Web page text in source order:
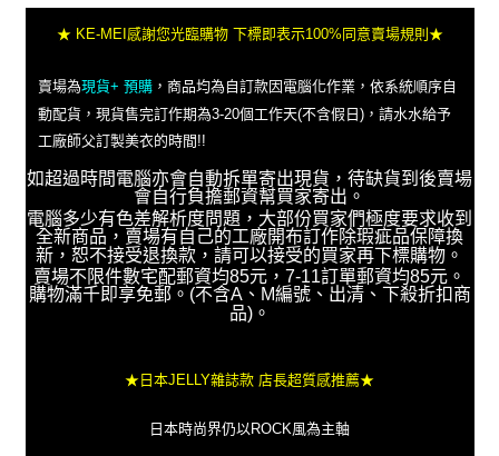
★ KE-MEI感謝您光臨購物 下標即表示100%同意賣場規則★
賣場為現貨+ 預購，商品均為自訂款因電腦化作業，依系統順序自
動配貨，現貨售完訂作期為3-20個工作天(不含假日)，請水水給予
工廠師父訂製美衣的時間!!
如超過時間電腦亦會自動拆單寄出現貨，待缺貨到後賣場
會自行負擔郵資幫買家寄出。
電腦多少有色差解析度問題，大部份買家們極度要求收到
全新商品，賣場有自己的工廠開布訂作除瑕疵品保障換
新，恕不接受退換款，請可以接受的買家再下標購物。
賣場不限件數宅配郵資均85元，7-11訂單郵資均85元。
購物滿千即享免郵。(不含A、M編號、出清、下殺折扣商
品)。
★日本JELLY雜誌款 店長超質感推薦★
日本時尚界仍以ROCK風為主軸